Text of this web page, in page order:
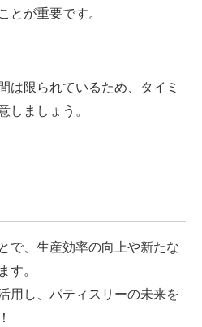
が重要です。
は限られているため、タイミ
しましょう。
で、生産効率の向上や新たな
。
用し、パティスリーの未来を